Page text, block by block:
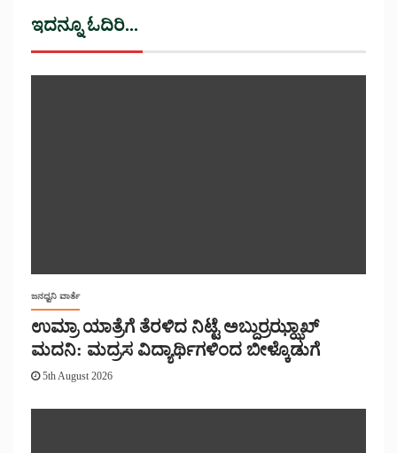
ಇದನ್ನೂ ಓದಿರಿ...
ಜನಧ್ವನಿ ವಾರ್ತೆ
ಉಮ್ರಾ ಯಾತ್ರೆಗೆ ತೆರಳಿದ ನಿಟ್ಟೆ ಅಬ್ದುರ್ರಝ್ಝಾಖ್
ಮದನಿ: ಮದ್ರಸ ವಿದ್ಯಾರ್ಥಿಗಳಿಂದ ಬೀಳ್ಕೊಡುಗೆ
5th August 2026